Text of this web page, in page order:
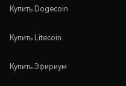
Купить Dogecoin
Купить Litecoin
Купить Эфириум